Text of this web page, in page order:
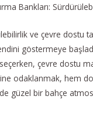
Bankları:
ve çevre dostu
göstermeye
çevre dostu
odaklanmak, hem
güzel bir bahçe